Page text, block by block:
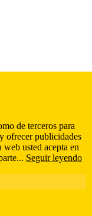
de terceros para
ofrecer publicidades
web usted acepta en
Seguir leyendo